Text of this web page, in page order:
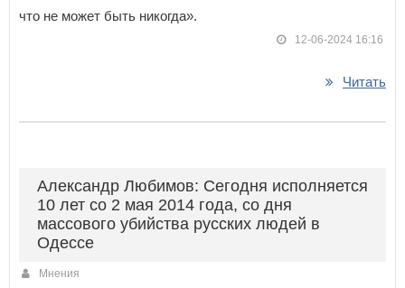
что не может быть никогда».
12-06-2024 16:16
Читать
Александр Любимов: Сегодня исполняется
10 лет со 2 мая 2014 года, со дня
массового убийства русских людей в
Одессе
Мнения